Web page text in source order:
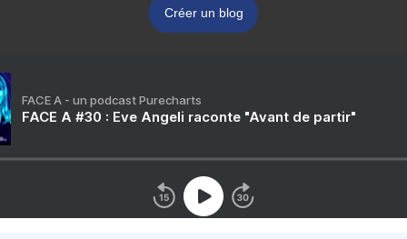
Créer un blog
FACE A - un podcast Purecharts
FACE A #30 : Eve Angeli raconte "Avant de partir"